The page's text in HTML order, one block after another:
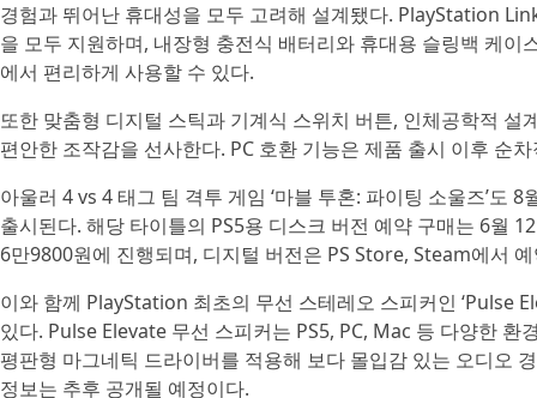
경험과 뛰어난 휴대성을 모두 고려해 설계됐다. PlayStation
을 모두 지원하며, 내장형 충전식 배터리와 휴대용 슬링백 케
에서 편리하게 사용할 수 있다.
또한 맞춤형 디지털 스틱과 기계식 스위치 버튼, 인체공학적
편안한 조작감을 선사한다. PC 호환 기능은 제품 출시 이후 순
아울러 4 vs 4 태그 팀 격투 게임 ‘마블 투혼: 파이팅 소울즈’도
출시된다. 해당 타이틀의 PS5용 디스크 버전 예약 구매는 6월
6만9800원에 진행되며, 디지털 버전은 PS Store, Steam에서
이와 함께 PlayStation 최초의 무선 스테레오 스피커인 ‘Pulse
있다. Pulse Elevate 무선 스피커는 PS5, PC, Mac 등 다양한
평판형 마그네틱 드라이버를 적용해 보다 몰입감 있는 오디오
정보는 추후 공개될 예정이다.